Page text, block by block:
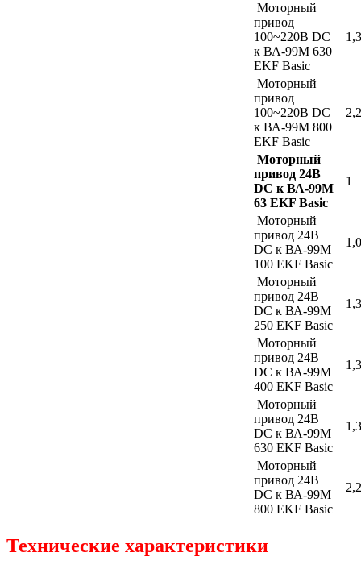
Моторный
привод
100~220В DC
к ВА-99М 630
EKF Basic
1,3
Моторный
привод
100~220В DC
к ВА-99М 800
EKF Basic
2,2
Моторный
привод 24В
DC к ВА-99М
63 EKF Basic
1
Моторный
привод 24В
DC к ВА-99М
100 EKF Basic
Моторный
привод 24В
DC к ВА-99М
250 EKF Basic
1,3
Моторный
привод 24В
DC к ВА-99М
400 EKF Basic
1,3
Моторный
привод 24В
DC к ВА-99М
630 EKF Basic
1,3
Моторный
привод 24В
DC к ВА-99М
800 EKF Basic
2,2
Технические характеристики